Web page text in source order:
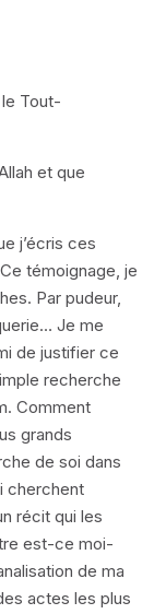
Tout-
et que
j’écris ces
témoignage, je
Par pudeur,
Je me
de justifier ce
recherche
Comment
grands
de soi dans
cherchent
récit qui les
est-ce moi-
de ma
actes les plus